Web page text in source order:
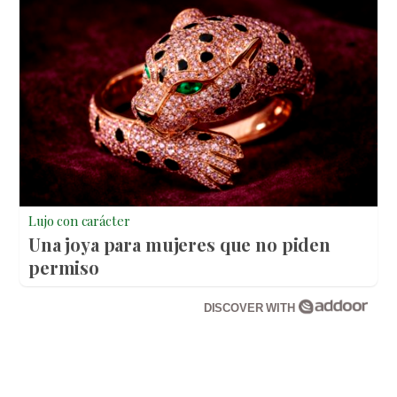
Lujo con carácter
Una joya para mujeres que no piden
permiso
DISCOVER WITH